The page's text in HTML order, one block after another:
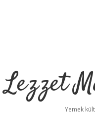
Lezzet
Yemek